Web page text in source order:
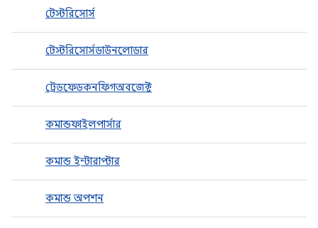
টেস্টরিসোর্স
টেস্টরিসোর্সডাউনলোডার
ট্রেডফেডকনফিগঅবজেক্ট
কমান্ডফাইলপার্সার
কমান্ড ইন্টারাপ্টার
কমান্ড অপশন